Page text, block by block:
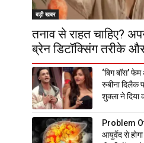
बड़ी खबर
तनाव से राहत चाहिए?
ब्रेन डिटॉक्सिंग तरीके
‘बिग बॉस’
रुबीना दिलैक
शुक्ला ने दिया
Problem
आयुर्वेद से